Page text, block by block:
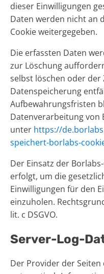
dieser Einwilligungen
Daten werden nicht an
Cookie weitergegeben.
Die erfassten Daten
zur Löschung
selbst löschen oder der
Datenspeicherung
Aufbewahrungsfristen
Datenverarbeitung von
unter https://
speichert-borlabs-
Der Einsatz der
erfolgt, um die
Einwilligungen für den
einzuholen.
lit. c DSGVO.
Server-Log-
Der Provider der